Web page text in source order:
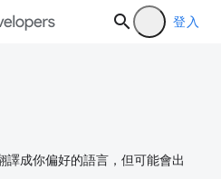
登入
成你偏好的語言，但可能會出